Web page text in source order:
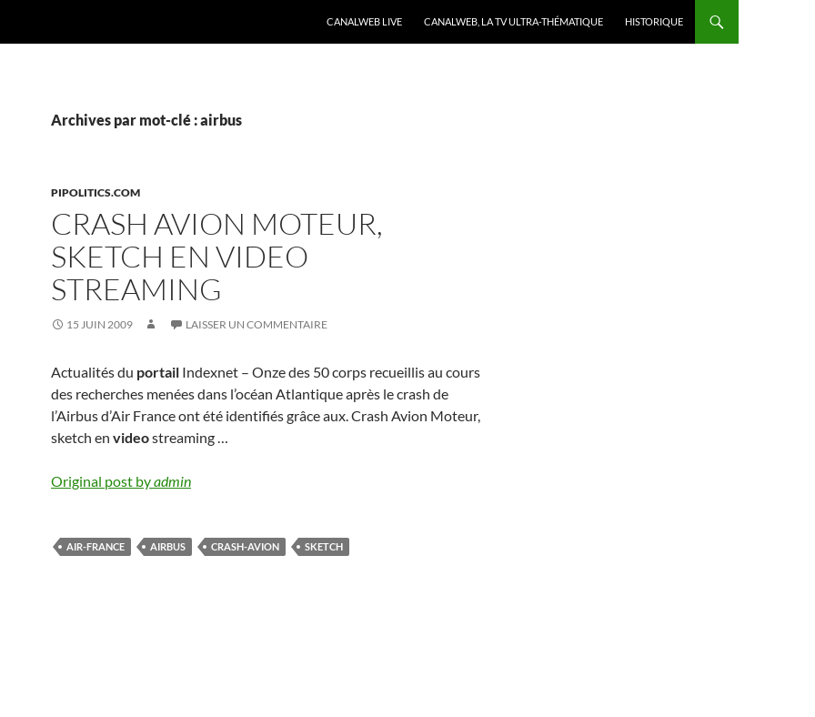
CANALWEB LIVE CANALWEB, LA TV ULTRA-THÉMATIQUE HISTORIQUE
Archives par mot-clé : airbus
PIPOLITICS.COM
CRASH AVION MOTEUR,
SKETCH EN VIDEO
STREAMING
15 JUIN 2009 LAISSER UN COMMENTAIRE
Actualités du portail Indexnet – Onze des 50 corps recueillis au cours
des recherches menées dans l’océan Atlantique après le crash de
l’Airbus d’Air France ont été identifiés grâce aux. Crash Avion Moteur,
sketch en videostreaming …
Original post byadmin
AIR-FRANCE AIRBUS CRASH-AVION SKETCH